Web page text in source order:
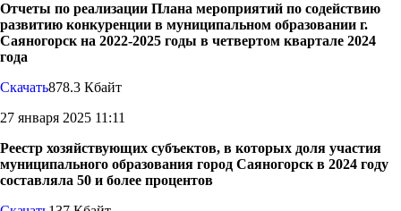
Отчеты по реализации Плана мероприятий по содействию
развитию конкуренции в муниципальном образовании г.
Саяногорск на 2022-2025 годы в четвертом квартале 2024
года
Скачать878.3 Кбайт
27 января 2025 11:11
Реестр хозяйствующих субъектов, в которых доля участия
муниципального образования город Саяногорск в 2024 году
составляла 50 и более процентов